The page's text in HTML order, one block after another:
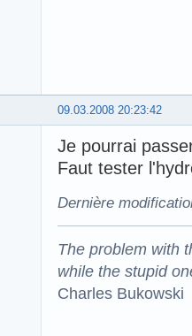
09.03.2008 20:23:42
Je pourrai
Faut tester
Dernière
The problem with
while the stupid
Charles Bukowski